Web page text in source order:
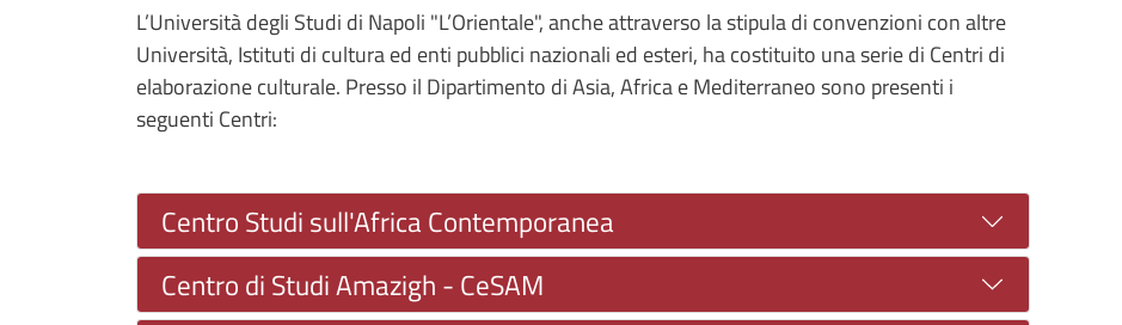
L’Università degli Studi di Napoli "L’Orientale", anche attraverso la stipula di convenzioni con altre
Università, Istituti di cultura ed enti pubblici nazionali ed esteri, ha costituito una serie di Centri di
elaborazione culturale. Presso il Dipartimento di Asia, Africa e Mediterraneo sono presenti i
seguenti Centri:
Centro Studi sull'Africa Contemporanea
Centro di Studi Amazigh - CeSAM